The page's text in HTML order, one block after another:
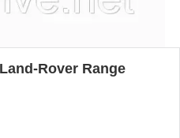
Rover Range